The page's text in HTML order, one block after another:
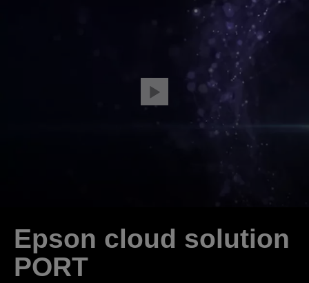
Epson cloud solution
PORT